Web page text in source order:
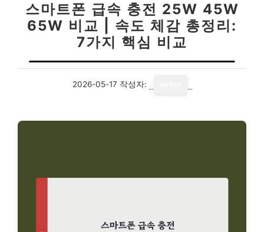
스마트폰 급속 충전 25W 45W
65W 비교 | 속도 체감 총정리:
7가지 핵심 비교
2026-05-17 작성자: